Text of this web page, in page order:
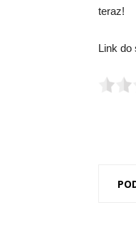
teraz!
Link do